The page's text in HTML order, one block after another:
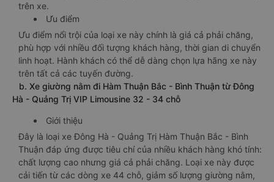
trên xe.
Ưu điểm
Ưu điểm nổi trội của loại xe này chính là giá cả phải chăng,
phù hợp với nhiều đối tượng khách hàng, thời gian di chuyển
linh hoạt. Hành khách có thể dễ dàng chọn lựa hãng xe này
trên tất cả các tuyến đường.
b. Xe giường nằm đi Hàm Thuận Bắc - Bình Thuận từ Đông
Hà - Quảng Trị VIP Limousine 32 - 34 chỗ
Giới thiệu
Đây là loại xe Đông Hà - Quảng Trị Hàm Thuận Bắc - Bình
Thuận đáp ứng được tiêu chí của nhiều khách hàng khó tính:
chất lượng cao nhưng giá cả phải chăng. Loại xe này được
cải tiến từ các dòng xe 44 chỗ, giảm số lượng giường nằm,